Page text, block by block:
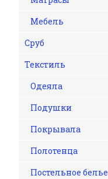
Мебель
Сруб
Текстиль
Одеяла
Подушки
Покрывала
Полотенца
Постельное белье